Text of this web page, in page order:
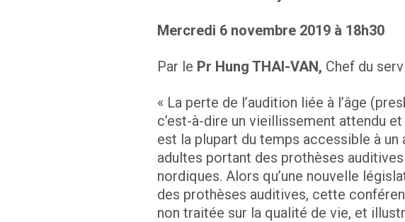
Mercredi 6 novembre 2019 à 18h30
Par le Pr Hung THAI-VAN, Chef du
« La perte de l’audition liée à l’âge
c’est-à-dire un vieillissement attendu
est la plupart du temps accessible à
adultes portant des prothèses
nordiques. Alors qu’une nouvelle
des prothèses auditives, cette
non traitée sur la qualité de vie, et